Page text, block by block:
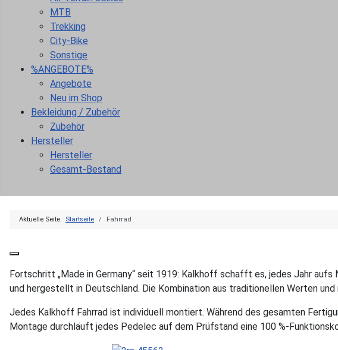
MTB
Trekking
City-Bike
Sonstige
%ANGEBOTE%
Angebote
Neu im Shop
Bekleidung / Zubehör
Zubehör
Hersteller
Hersteller
Gesamt-Bestand
Aktuelle Seite: Startseite Fahrrad
Fortschritt „Made in Germany“ seit 1919: Kalkhoff schafft es, jedes Jahr
und hergestellt in Deutschland. Die Kombination aus traditionellen Werten
Jedes Kalkhoff Fahrrad ist individuell montiert. Während des gesamten
Montage durchläuft jedes Pedelec auf dem Prüfstand eine 100 %-